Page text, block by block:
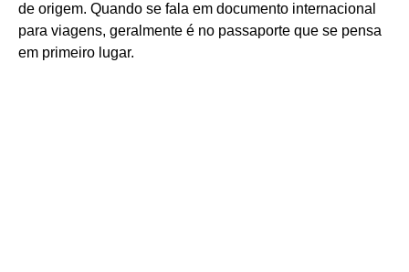
de origem. Quando se fala em documento internacional
para viagens, geralmente é no passaporte que se pensa
em primeiro lugar.